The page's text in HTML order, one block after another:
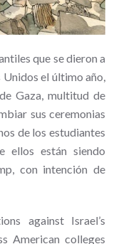
que se dieron a
Unidos el último año,
Gaza, multitud de
sus ceremonias
de los estudiantes
ellos están siendo
con intención de
against Israel’s
American colleges